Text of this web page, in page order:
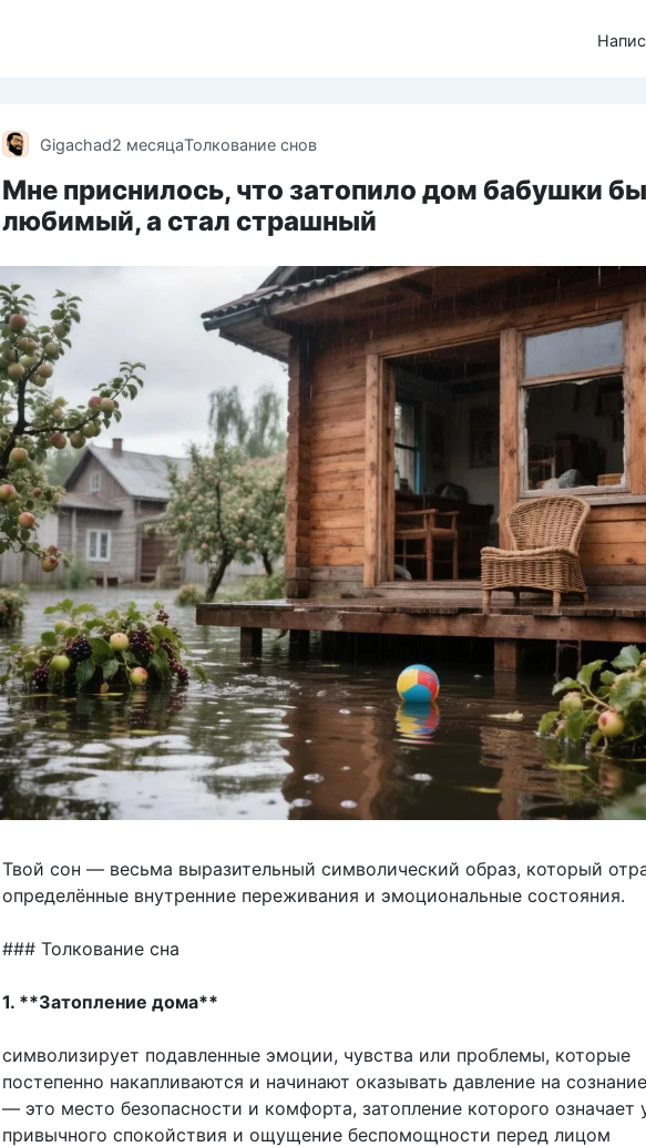
Gigachad2 месяцаТолкование снов
Мне приснилось, что затопило дом бабушки
любимый, а стал страшный
Твой сон — весьма выразительный символический образ, который
определённые внутренние переживания и эмоциональные состояния.
### Толкование сна
1. **Затопление дома**
символизирует подавленные эмоции, чувства или проблемы, которые
постепенно накапливаются и начинают оказывать давление на
— это место безопасности и комфорта, затопление которого означает
привычного спокойствия и ощущение беспомощности перед лицом